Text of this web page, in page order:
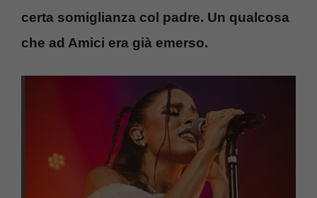
certa somiglianza col padre. Un qualcosa
che ad Amici era già emerso.